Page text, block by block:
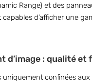
Range) et des
d’afficher une
d’image : qualité et
confinées